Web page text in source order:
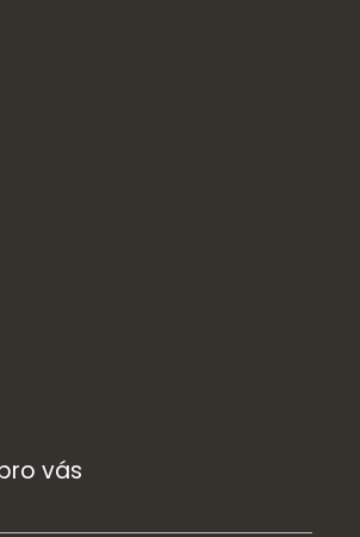
vás